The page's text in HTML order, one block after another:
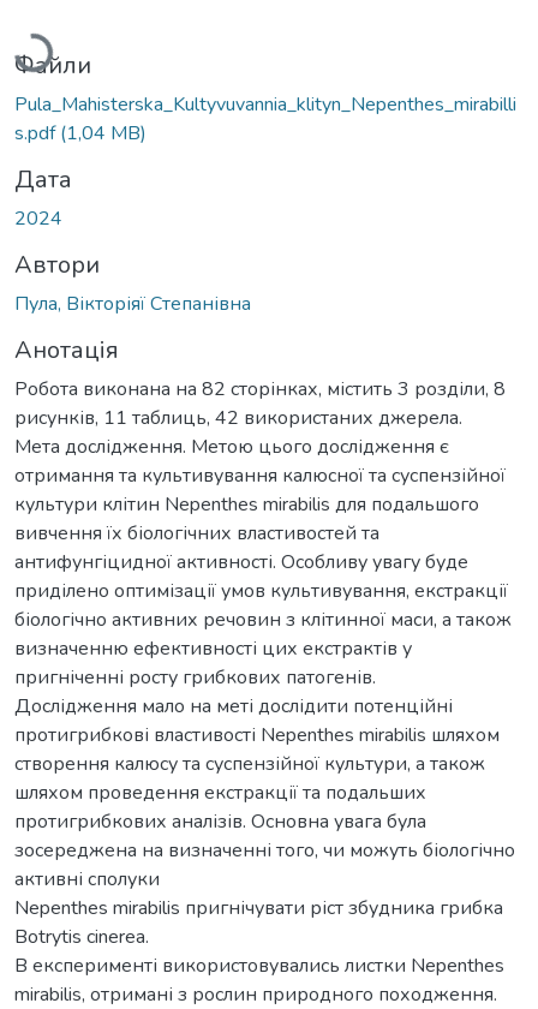
Файли
Pula_Mahisterska_Kultyvuvannia_klityn_Nepenthes_mirabilli
s.pdf(1,04 MB)
Дата
2024
Автори
Пула, Вікторіяї Степанівна
Анотація
Робота виконана на 82 сторінках, містить 3 розділи, 8
рисунків, 11 таблиць, 42 використаних джерела.
Мета дослідження. Метою цього дослідження є
отримання та культивування калюсної та суспензійної
культури клітин Nepenthes mirabilis для подальшого
вивчення їх біологічних властивостей та
антифунгіцидної активності. Особливу увагу буде
приділено оптимізації умов культивування, екстракції
біологічно активних речовин з клітинної маси, а також
визначенню ефективності цих екстрактів у
пригніченні росту грибкових патогенів.
Дослідження мало на меті дослідити потенційні
протигрибкові властивості Nepenthes mirabilis шляхом
створення калюсу та суспензійної культури, а також
шляхом проведення екстракції та подальших
протигрибкових аналізів. Основна увага була
зосереджена на визначенні того, чи можуть біологічно
активні сполуки
Nepenthes mirabilis пригнічувати ріст збудника грибка
Botrytis cinerea.
В експерименті використовувались листки Nepenthes
mirabilis, отримані з рослин природного походження.